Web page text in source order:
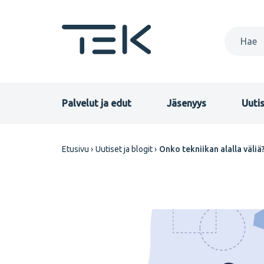
Primary
Palvelut ja edut Jäsenyys
Etusivu Uutiset ja blogit Onko tekniikan alalla väliä?